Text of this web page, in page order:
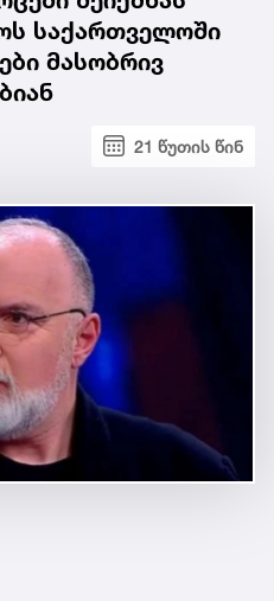
საქართველოში
მასობრივ
21 წუთის წინ